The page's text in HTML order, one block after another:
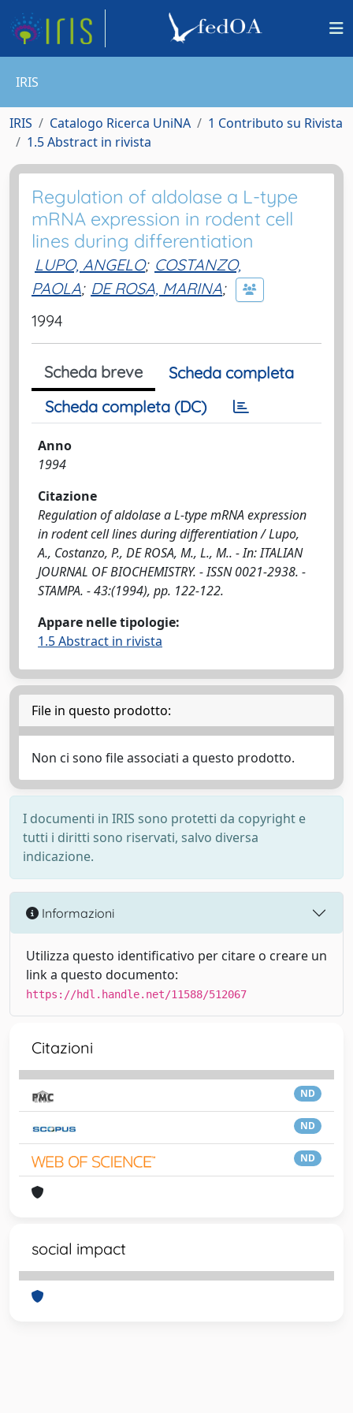
IRIS
IRIS Catalogo Ricerca UniNA
1 Contributo su Rivista
1.5 Abstract in rivista
Regulation of aldolase a L-type
mRNA expression in rodent cell
lines during differentiation
LUPO, ANGELO; COSTANZO,
PAOLA; DE ROSA, MARINA;
1994
Scheda breve
Scheda completa
Scheda completa (DC)
Anno
1994
Citazione
Regulation of aldolase a L-type mRNA expression
in rodent cell lines during differentiation / Lupo,
A., Costanzo, P., DE ROSA, M., L., M.. - In: ITALIAN
JOURNAL OF BIOCHEMISTRY. - ISSN 0021-2938. -
STAMPA. - 43:(1994), pp. 122-122.
Appare nelle tipologie:
1.5 Abstract in rivista
File in questo prodotto:
Non ci sono file associati a questo prodotto.
I documenti in IRIS sono protetti da copyright e
tutti i diritti sono riservati, salvo diversa
indicazione.
Informazioni
Utilizza questo identificativo per citare o creare un
link a questo documento:
https://hdl.handle.net/11588/512067
Citazioni
ND
ND
ND
social impact